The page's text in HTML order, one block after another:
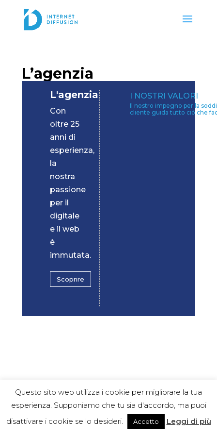
L’agenzia
L'agenzia
Con
oltre 25
anni di
esperienza,
la
nostra
passione
per il
digitale
e il web
è
immutata.
Scoprire
I NOSTRI VALORI
Il nostro impegno per la
cliente guida tutto ciò che
Questo sito web utilizza i cookie per migliorare la tua
esperienza. Supponiamo che tu sia d'accordo, ma puoi
disattivare i cookie se lo desideri.
Accetto Leggi di più